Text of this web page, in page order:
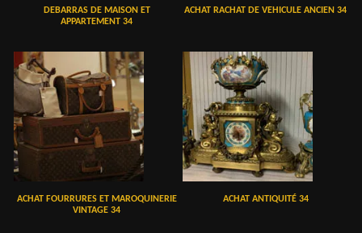
DEBARRAS DE MAISON ET
APPARTEMENT 34
ACHAT RACHAT DE VEHICULE ANCIEN 34
ACHAT FOURRURES ET MAROQUINERIE
VINTAGE 34
ACHAT ANTIQUITÉ 34